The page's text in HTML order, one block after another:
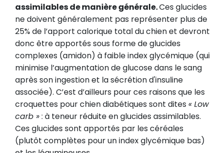
assimilables de manière générale.Ces glucides
ne doivent généralement pas représenter plus de
25% de l’apport calorique total du chien et devront
donc être apportés sous forme de glucides
complexes (amidon) à faible index glycémique (qui
minimise l’augmentation de glucose dans le sang
après son ingestion et la sécrétion d'insuline
associée). C’est d’ailleurs pour ces raisons que les
croquettes pour chien diabétiques sont dites « Low
carb »: à teneur réduite en glucides assimilables.
Ces glucides sont apportés par les céréales
(plutôt complètes pour un index glycémique bas)